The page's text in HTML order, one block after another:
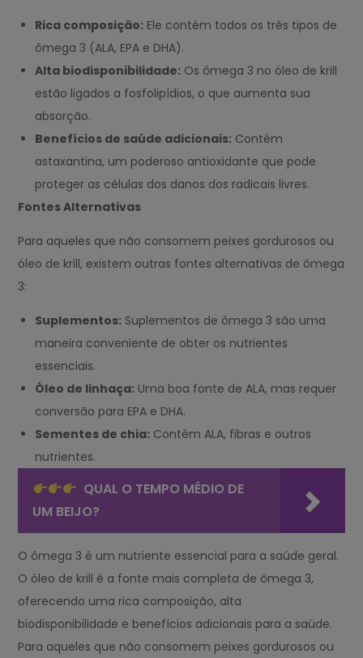
Rica composição: Ele contém todos os três tipos de
ômega 3 (ALA, EPA e DHA).
Alta biodisponibilidade: Os ômega 3 no óleo de krill
estão ligados a fosfolipídios, o que aumenta sua
absorção.
Benefícios de saúde adicionais: Contém
astaxantina, um poderoso antioxidante que pode
proteger as células dos danos dos radicais livres.
Fontes Alternativas
Para aqueles que não consomem peixes gordurosos ou
óleo de krill, existem outras fontes alternativas de ômega
3:
Suplementos: Suplementos de ômega 3 são uma
maneira conveniente de obter os nutrientes
essenciais.
Óleo de linhaça: Uma boa fonte de ALA, mas requer
conversão para EPA e DHA.
Sementes de chia: Contêm ALA, fibras e outros
nutrientes.
QUAL O TEMPO MÉDIO DE
UM BEIJO?
O ômega 3 é um nutriente essencial para a saúde geral.
O óleo de krill é a fonte mais completa de ômega 3,
oferecendo uma rica composição, alta
biodisponibilidade e benefícios adicionais para a saúde.
Para aqueles que não consomem peixes gordurosos ou